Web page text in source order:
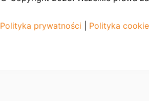
Polityka prywatności Polityka